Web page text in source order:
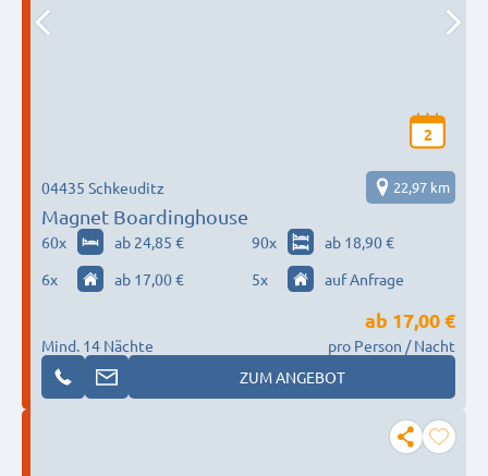
2
Magnet Boardinghouse
04435 Schkeuditz 22,97 km
60x ab 24,85 € 90x
ab 18,90 €
6x ab 17,00 € 5x auf Anfrage
Mind. 14 Nächte
ab 17,00 €
pro Person / Nacht
ZUM ANGEBOT